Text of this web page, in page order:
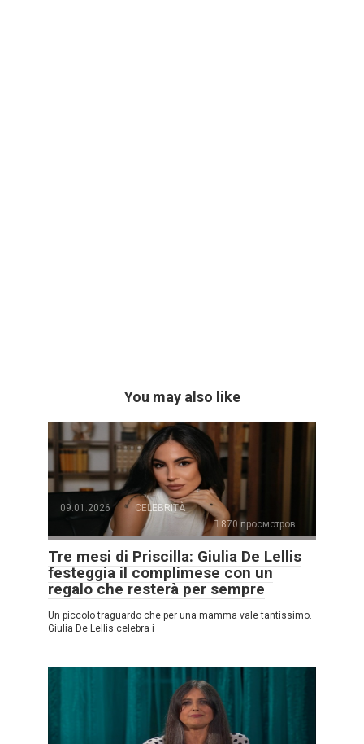
You may also like
09.01.2026
CELEBRITÀ
870 просмотров
Tre mesi di Priscilla: Giulia De Lellis
festeggia il complimese con un
regalo che resterà per sempre
Un piccolo traguardo che per una mamma vale tantissimo.
Giulia De Lellis celebra i